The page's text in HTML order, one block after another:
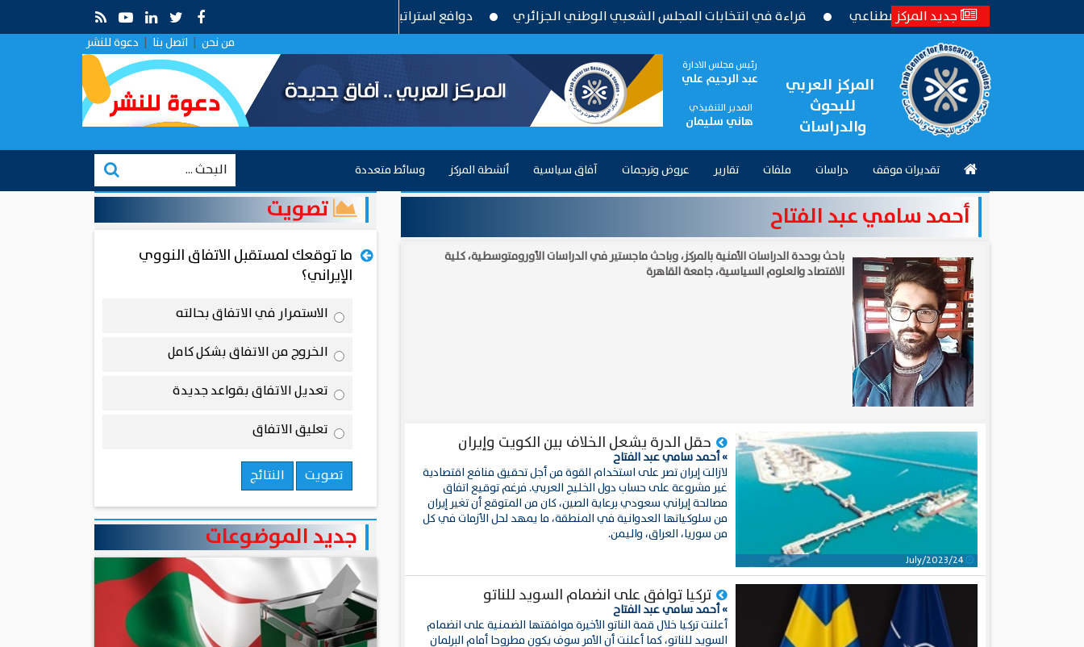
جديد المركز دوافع استراتيجية وتحديات بنيوية .. قراءة في التقارب الروسي في ظل الصراع الإيراني–الإسرائيلي قراءة في انتخابات المجلس الشعبي الوطني الجزائري الذكاء الاصطناعي
من نحن| اتصل بنا | دعوة للنشر
المركز العربي
للبحوث
والدراسات
رئيس مجلس الادارة
عبد الرحيم علي
المدير التنفيذي
هاني سليمان
تقديرات موقف دراسات ملفات تقارير عروض وترجمات آفاق سياسية أنشطة المركز وسائط متعددة
أحمد سامي عبد الفتاح
باحث بوحدة الدراسات الأمنية بالمركز، وباحث ماجستير في الدراسات الأورومتوسطية، كلية
الاقتصاد والعلوم السياسية، جامعة القاهرة
حقل الدرة يشعل الخلاف بين الكويت وإيران
» أحمد سامي عبد الفتاح
لازالت إيران تصر على استخدام القوة من أجل تحقيق منافع اقتصادية
غير مشروعة على حساب دول الخليج العربي. فرغم توقيع اتفاق
مصالحة إيراني سعودي برعاية الصين، كان من المتوقع أن تغير إيران
من سلوكياتها العدوانية في المنطقة، ما يمهد لحل الأزمات في كل
من سوريا، العراق، واليمن.
تركيا توافق على انضمام السويد للناتو
» أحمد سامي عبد الفتاح
أعلنت تركيا خلال قمة الناتو الأخيرة موافقتها الضمنية على انضمام
السويد للناتو، كما أعلنت أن الأمر سوف يكون مطروحا أمام البرلمان
تصويت
ما توقعك لمستقبل الاتفاق النووي
الإيراني؟
الاستمرار في الاتفاق بحالته
الخروج من الاتفاق بشكل كامل
تعديل الاتفاق بقواعد جديدة
تعليق الاتفاق
تصويت النتائج
جديد الموضوعات